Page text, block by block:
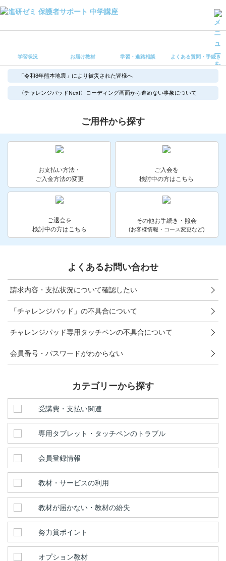
学習・進路相談
よくある質問・手続き
受講ルール
保護者サポート中学講座 トップ
登録情報の変更・各種お手続き
会員ページへログイン
お客様サポート(手続き・照会)
よくある質問・お問い合わせ
カテゴリーから探す
お問い合わせ窓口
他の講座のよくある質問・手続きはこちら
こどもちゃれんじ
進研ゼミ 中学講座 中高一貫
進研ゼミ 高校講座
進研ゼミ中学講座のご紹介はこちら
会員サイトはこちら
学習状況 お届け教材 学習・進路相談 よくある質問・手続き
「令和8年熊本地震」により被災された皆様へ
〈チャレンジパッドNext〉ローディング画面から進めない事象について
ご用件から探す
お支払い方法・
ご入金方法の変更
ご入会を
検討中の方はこちら
ご退会を
検討中の方はこちら
その他お手続き・照会
(お客様情報・コース変更など)
よくあるお問い合わせ
請求内容・支払状況について確認したい
「チャレンジパッド」の不具合について
チャレンジパッド専用タッチペンの不具合について
会員番号・パスワードがわからない
カテゴリーから探す
受講費・支払い関連
専用タブレット・タッチペンのトラブル
会員登録情報
教材・サービスの利用
教材が届かない・教材の紛失
努力賞ポイント
オプション教材